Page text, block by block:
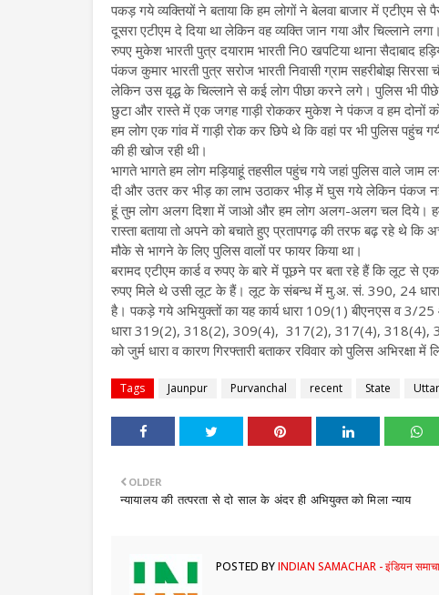
पकड़ गये व्यक्तियों ने बताया कि हम लोगों ने बेलवा बाजार में एटीएम
दूसरा एटीएम दे दिया था लेकिन वह व्यक्ति जान गया और
रुपए मुकेश भारती पुत्र दयाराम भारती नि0 खपटिया थाना सैदाबाद
पंकज कुमार भारती पुत्र सरोज भारती निवासी ग्राम सहरीबोझ
लेकिन उस वृद्ध के चिल्लाने से कई लोग पीछा करने लगे। पुलिस भी
छुटा और रास्ते में एक जगह गाड़ी रोककर मुकेश ने पंकज व हम दोनों
हम लोग एक गांव में गाड़ी रोक कर छिपे थे कि वहां पर भी पुलिस पहुंच
की ही खोज रही थी।
भागते भागते हम लोग मड़ियाहूं तहसील पहुंच गये जहां पुलिस वाले जाम
दी और उतर कर भीड़ का लाभ उठाकर भीड़ में घुस गये लेकिन पंकज
हूं तुम लोग अलग दिशा में जाओ और हम लोग अलग-अलग चल दिये।
रास्ता बताया तो अपने को बचाते हुए प्रतापगढ़ की तरफ बढ़ रहे थे
मौके से भागने के लिए पुलिस वालों पर फायर किया था।
बरामद एटीएम कार्ड व रुपए के बारे में पूछने पर बता रहे हैं कि लूट से
रुपए मिले थे उसी लूट के हैं। लूट के संबन्ध में मु.अ. सं. 390, 24
है। पकड़े गये अभियुक्तों का यह कार्य धारा 109(1) बीएनएस व 3/
धारा 319(2), 318(2), 309(4), 317(2), 317(4), 318(4),
को जुर्म धारा व कारण गिरफ्तारी बताकर रविवार को पुलिस अभिरक्षा में
Tags Jaunpur Purvanchal recent State
OLDER
​न्यायालय की तत्परता से दो साल के अंदर ही अभियुक्त को मिला न्याय
POSTED BYINDIAN SAMACHAR - इंडियन